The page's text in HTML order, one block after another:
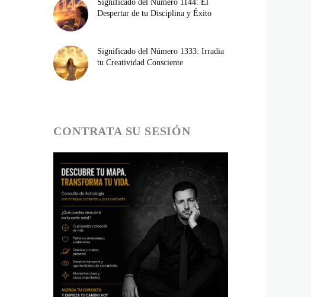
Significado del Número 1144: El
Despertar de tu Disciplina y Éxito
Significado del Número 1333: Irradia
tu Creatividad Consciente
CONTRATA SU SESIÓN